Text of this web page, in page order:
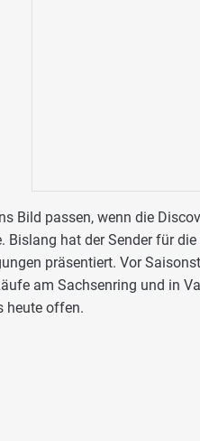
Bild passen, wenn die
Bislang hat der Sender für
präsentiert. Vor
am Sachsenring und in
heute offen.